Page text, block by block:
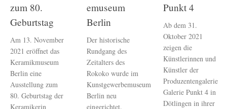
zum 80.
Geburtstag
Am 13. November
2021 eröffnet das
Keramikmuseum
Berlin eine
Ausstellung zum
80. Geburtstag der
Keramikerin
emuseum
Berlin
Der historische
Rundgang des
Zeitalters des
Rokoko wurde im
Kunstgewerbemuseum
Berlin neu
eingerichtet.
Punkt 4
Ab dem 31.
Oktober 2021
zeigen die
Künstlerinnen und
Künstler der
Produzentengalerie
Galerie Punkt 4 in
Dötlingen in ihrer